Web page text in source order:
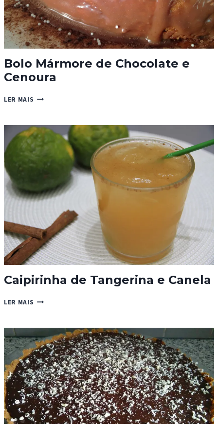
Bolo Mármore de Chocolate e
Cenoura
LER MAIS BOLO
CHOCOLATE
E
CENOURA
Caipirinha de Tangerina e Canela
LER MAIS CAIPIRINHA
E
CANELA